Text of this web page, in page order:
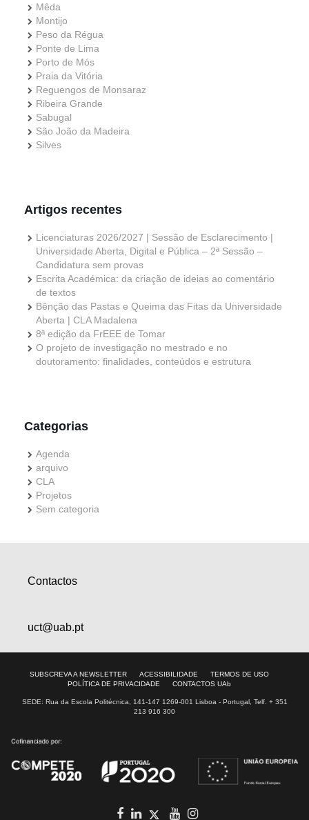
Mêda
Montijo
Peso da Régua
Ponte de Lima
Porto de Mós
Praia da Vitória
Reguengos de Monsaraz
Ribeira Grande
Sabugal
São João da Madeira
Silves
Artigos recentes
Licenciaturas 2026/2027 | Sessão de Esclarecimento |
Universidade Aberta, Digital e Pública – 2ª Sessão –
Candidatura sem provas
Escrita Académica: da criação de ideias ao comentário
de textos
Bênção das Pastas e Queima das Fitas da Universidade
Aberta | CLA Madalena
8ª edição da FrEEE de Tomar
O projeto de investigação no mestrado e no
doutoramento: finalidades, conteúdos e estrutura
Categorias
Agenda
arquivo
CLA
Projetos
Sem categoria
Contactos
uct@uab.pt
SUBSCREVA A NEWSLETTER ACESSIBILIDADE
TERMOS DE USO
POLÍTICA DE PRIVACIDADE
CONTACTOS UAb
SEDE: Rua da Escola Politécnica, 141-147 1269-001 Lisboa - Portugal, Telf. + 351
213 916 300
Twitter